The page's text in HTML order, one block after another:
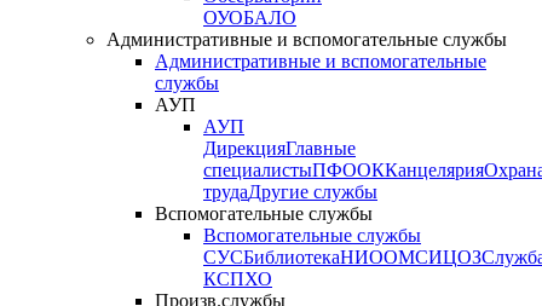
ОУОБАЛО
Административные и вспомогательные службы
Административные и вспомогательные
службы
АУП
АУП
ДирекцияГлавные
специалистыПФООККанцелярия
трудаДругие службы
Вспомогательные службы
Вспомогательные службы
СУСБиблиотекаНИООМСИЦОЗ
КСПХО
Произв.службы